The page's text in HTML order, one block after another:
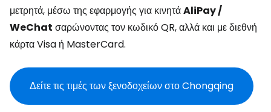
μετρητά, μέσω της εφαρμογής για κινητάAliPay /
WeChat σαρώνοντας τον κωδικό QR, αλλά και με διεθνή
κάρτα Visa ή MasterCard.
Δείτε τις τιμές των ξενοδοχείων στο Chongqing